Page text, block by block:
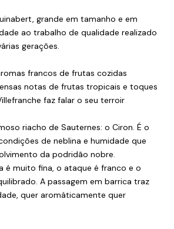
grande em tamanho e em
ao trabalho de qualidade realizado
gerações.
francos de frutas cozidas
notas de frutas tropicais e toques
faz falar o seu terroir
riacho de Sauternes: o Ciron. É o
de neblina e humidade que
da podridão nobre.
é muito fina, o ataque é franco e o
A passagem em barrica traz
quer aromáticamente quer